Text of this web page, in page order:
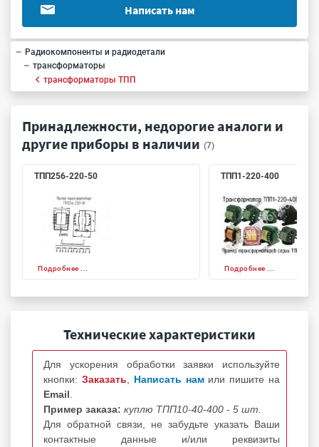
Написать нам
Радиокомпоненты и радиодетали
трансформаторы
трансформаторы ТПП
Принадлежности, недорогие аналоги и
другие приборы в наличии (7)
ТПП256-220-50
Подробнее ...
ТПП1-220-400
Подробнее ...
Технические характеристики
Для ускорения обработки заявки используйте
кнопки: Заказать Написать нам или пишите на
Email
Пример заказа: куплю ТПП10-40-400 - 5 шт.
Для обратной связи, не забудьте указать Ваши
контактные данные и/или реквизиты